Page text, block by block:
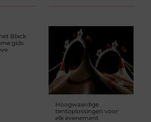
Black
gids
Hoogwaardige
tentoplossingen voor
elk evenement